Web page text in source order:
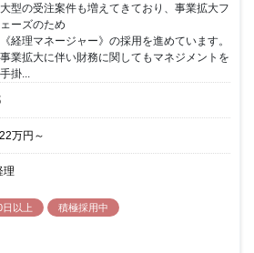
大型の受注案件も増えてきており、事業拡大フ
ェーズのため
《経理マネージャー》の採用を進めています。
事業拡大に伴い財務に関してもマネジメントを
手掛...
万円 ～
理
日以上
積極採用中